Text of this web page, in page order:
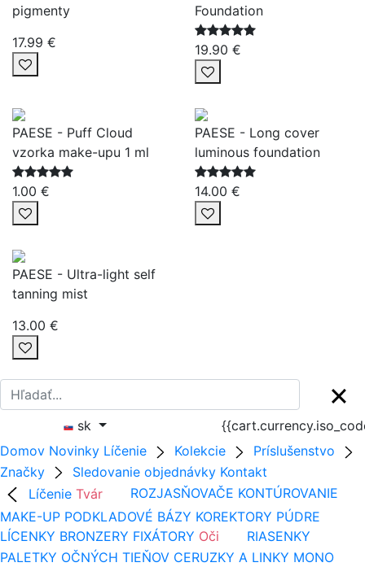
pigmenty
17.99 €
Foundation
19.90 €
PAESE - Puff Cloud
vzorka make-upu 1 ml
1.00 €
PAESE - Long cover
luminous foundation
14.00 €
PAESE - Ultra-light self
tanning mist
13.00 €
sk
Domov Novinky Líčenie Kolekcie
Príslušenstvo
Značky
Sledovanie objednávky Kontakt
Líčenie Tvár ROZJASŇOVAČE KONTÚROVANIE
MAKE-UP PODKLADOVÉ BÁZY KOREKTORY PÚDRE
LÍCENKY BRONZERY FIXÁTORY Oči
RIASENKY
PALETKY OČNÝCH TIEŇOV CERUZKY A LINKY MONO